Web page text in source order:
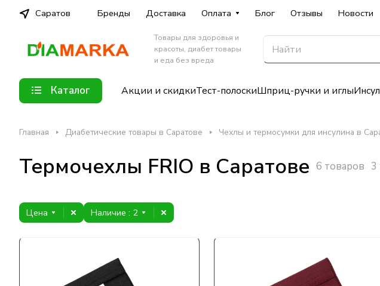
Саратов Бренды Доставка Оплата Блог Отзывы Новости
Товары для здоровья и
красоты, диабет товары
и еда без вреда
Каталог Акции и скидкиТест-полоскиШприц-ручки и иглы
Главная Диабетические товары в Саратове Чехлы и термосумки для инсулина в
Термочехлы FRIO в Саратове 6 товаров 3
Цена Наличие : 2